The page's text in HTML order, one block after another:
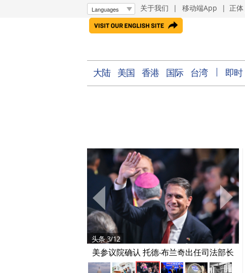
关于我们 | 移动端App | 正体
大陆 美国 香港 国际 台湾 即时
头条 3/12
美参议院确认 托德‧布兰奇出任司法部长